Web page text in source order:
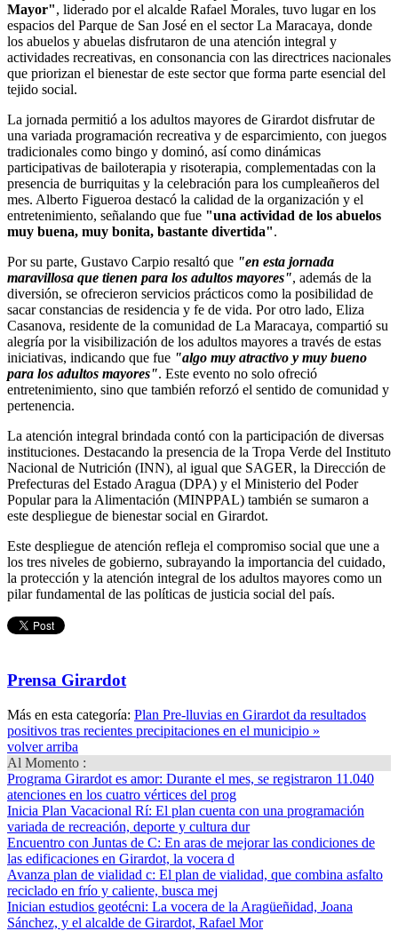
Mayor", liderado por el alcalde Rafael Morales, tuvo lugar en los
espacios del Parque de San José en el sector La Maracaya, donde
los abuelos y abuelas disfrutaron de una atención integral y
actividades recreativas, en consonancia con las directrices nacionales
que priorizan el bienestar de este sector que forma parte esencial del
tejido social.
La jornada permitió a los adultos mayores de Girardot disfrutar de
una variada programación recreativa y de esparcimiento, con juegos
tradicionales como bingo y dominó, así como dinámicas
participativas de bailoterapia y risoterapia, complementadas con la
presencia de burriquitas y la celebración para los cumpleañeros del
mes. Alberto Figueroa destacó la calidad de la organización y el
entretenimiento, señalando que fue "una actividad de los abuelos
muy buena, muy bonita, bastante divertida".
Por su parte, Gustavo Carpio resaltó que "en esta jornada
maravillosa que tienen para los adultos mayores", además de la
diversión, se ofrecieron servicios prácticos como la posibilidad de
sacar constancias de residencia y fe de vida. Por otro lado, Eliza
Casanova, residente de la comunidad de La Maracaya, compartió su
alegría por la visibilización de los adultos mayores a través de estas
iniciativas, indicando que fue "algo muy atractivo y muy bueno
para los adultos mayores". Este evento no solo ofreció
entretenimiento, sino que también reforzó el sentido de comunidad y
pertenencia.
La atención integral brindada contó con la participación de diversas
instituciones. Destacando la presencia de la Tropa Verde del Instituto
Nacional de Nutrición (INN), al igual que SAGER, la Dirección de
Prefecturas del Estado Aragua (DPA) y el Ministerio del Poder
Popular para la Alimentación (MINPPAL) también se sumaron a
este despliegue de bienestar social en Girardot.
Este despliegue de atención refleja el compromiso social que une a
los tres niveles de gobierno, subrayando la importancia del cuidado,
la protección y la atención integral de los adultos mayores como un
pilar fundamental de las políticas de justicia social del país.
Prensa Girardot
Más en esta categoría: Plan Pre-lluvias en Girardot da resultados
positivos tras recientes precipitaciones en el municipio »
volver arriba
Al Momento :
Programa Girardot es amor: Durante el mes, se registraron 11.040
atenciones en los cuatro vértices del prog
Inicia Plan Vacacional Rí: El plan cuenta con una programación
variada de recreación, deporte y cultura dur
Encuentro con Juntas de C: En aras de mejorar las condiciones de
las edificaciones en Girardot, la vocera d
Avanza plan de vialidad c: El plan de vialidad, que combina asfalto
reciclado en frío y caliente, busca mej
Inician estudios geotécni: La vocera de la Aragüeñidad, Joana
Sánchez, y el alcalde de Girardot, Rafael Mor